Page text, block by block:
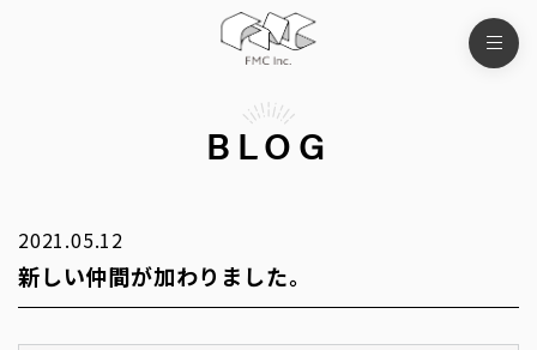
BLOG
2021.05.12
新しい仲間が加わりました。